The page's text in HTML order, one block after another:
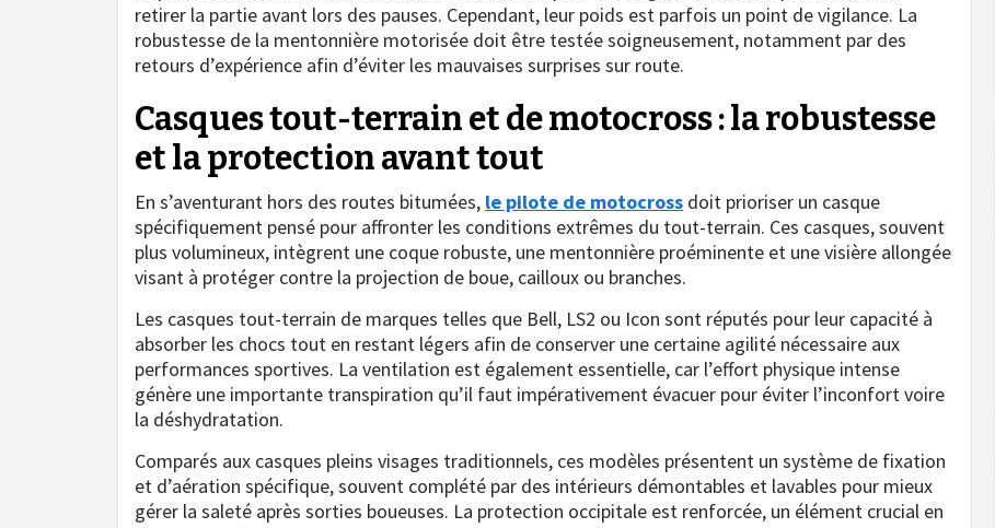
retirer la partie avant lors des pauses. Cependant, leur poids est parfois un point de vigilance. La
robustesse de la mentonnière motorisée doit être testée soigneusement, notamment par des
retours d’expérience afin d’éviter les mauvaises surprises sur route.
Casques tout-terrain et de motocross : la robustesse
et la protection avant tout
En s’aventurant hors des routes bitumées, le pilote de motocross doit prioriser un casque
spécifiquement pensé pour affronter les conditions extrêmes du tout-terrain. Ces casques, souvent
plus volumineux, intègrent une coque robuste, une mentonnière proéminente et une visière allongée
visant à protéger contre la projection de boue, cailloux ou branches.
Les casques tout-terrain de marques telles que Bell, LS2 ou Icon sont réputés pour leur capacité à
absorber les chocs tout en restant légers afin de conserver une certaine agilité nécessaire aux
performances sportives. La ventilation est également essentielle, car l’effort physique intense
génère une importante transpiration qu’il faut impérativement évacuer pour éviter l’inconfort voire
la déshydratation.
Comparés aux casques pleins visages traditionnels, ces modèles présentent un système de fixation
et d’aération spécifique, souvent complété par des intérieurs démontables et lavables pour mieux
gérer la saleté après sorties boueuses. La protection occipitale est renforcée, un élément crucial en